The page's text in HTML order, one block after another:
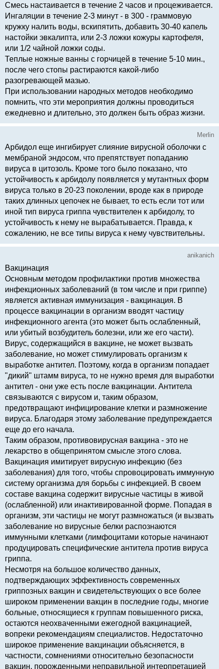
Смесь настаивается в течение 2 часов и процеживается.
Ингаляции в течение 2-3 минут - в 300 - граммовую
кружку налить воды, вскипятить, добавить 30-40 капель
настойки эвкалипта, или 2-3 ложки кожуры картофеля,
или 1/2 чайной ложки соды.
Теплые ножные ванны с горчицей в течение 5-10 мин.,
после чего стопы растираются какой-либо
разогревающей мазью.
При использовании народных методов необходимо
помнить, что эти мероприятия должны проводиться
ежедневно и длительно, это должен быть образ жизни.
Merlin
Арбидол еще ингибирует слияние вирусной оболочки с
мембраной эндосом, что препятствует попаданию
вируса в цитозоль. Кроме того было показано, что
устойчивость к арбидолу появляется у мутантных форм
вируса только в 20-23 поколении, вроде как в природе
таких длинных цепочек не бывает, то есть если тот или
иной тип вируса гриппа чувствителен к арбидолу, то
устойчивость к нему не вырабатывается. Правда, к
сожалению, не все типы вируса к нему чувствительны.
anikanich
Вакцинация
Основным методом профилактики против множества
инфекционных заболеваний (в том числе и при гриппе)
является активная иммунизация - вакцинация. В
процессе вакцинации в организм вводят частицу
инфекционного агента (это может быть ослабленный,
или убитый возбудитель болезни, или же его части).
Вирус, содержащийся в вакцине, не может вызвать
заболевание, но может стимулировать организм к
выработке антител. Поэтому, когда в организм попадает
"дикий" штамм вируса, то не нужно время для выработки
антител - они уже есть после вакцинации. Антитела
связываются с вирусом и, таким образом,
предотвращают инфицирование клетки и размножение
вируса. Благодаря этому заболевание предупреждается
еще до его начала.
Таким образом, противовирусная вакцина - это не
лекарство в общепринятом смысле этого слова.
Вакцинация имитирует вирусную инфекцию (без
заболевания) для того, чтобы спровоцировать иммунную
систему организма для борьбы с инфекцией. В своем
составе вакцина содержит вирусные частицы в живой
(ослабленной) или инактивированной форме. Попадая в
организм, эти частицы не могут размножаться (и вызвать
заболевание но вирусные белки распознаются
иммунными клетками (лимфоцитами которые начинают
продуцировать специфические антитела против вируса
гриппа.
Несмотря на большое количество данных,
подтверждающих эффективность современных
гриппозных вакцин и свидетельствующих о все более
широком применении вакцин в последние годы, многие
больные, относящиеся к группам повышенного риска,
остаются неохваченными ежегодной вакцинацией,
вопреки рекомендациям специалистов. Недостаточно
широкое применение вакцинации объясняется, в
частности, сомнениями относительно безопасности
вакцин, порожденными неправильной интерпретацией